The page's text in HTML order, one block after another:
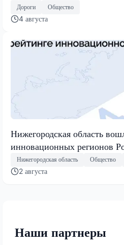
Дороги Общество
4 августа
Нижегородская область
инновационных регионов
Нижегородская область Общество
2 августа
Наши партнеры